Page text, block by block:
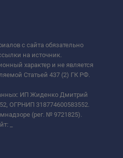
с сайта обязательно
на источник.
характер и не является
Статьей 437 (2) ГК РФ.
ИП Жиденко Дмитрий
ОГРНИП 318774600583552.
(рег. № 9721825).